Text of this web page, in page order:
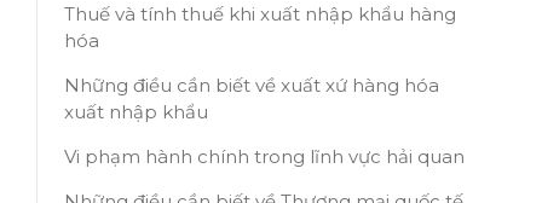
Thuế và tính thuế khi xuất nhập khẩu hàng
hóa
Những điều cần biết về xuất xứ hàng hóa
xuất nhập khẩu
Vi phạm hành chính trong lĩnh vực hải quan